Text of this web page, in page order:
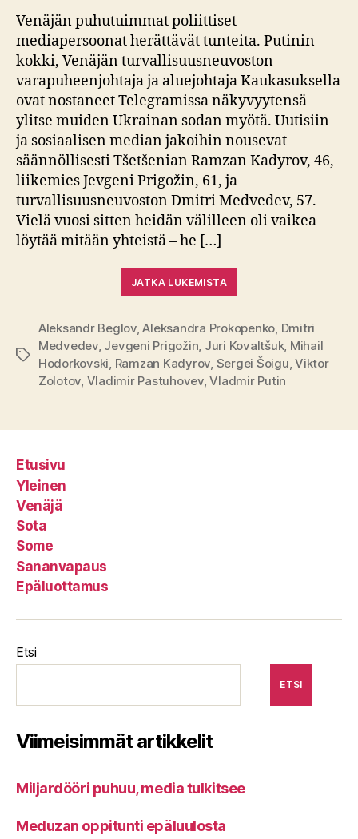
Venäjän puhutuimmat poliittiset
mediapersoonat herättävät tunteita. Putinin
kokki, Venäjän turvallisuusneuvoston
varapuheenjohtaja ja aluejohtaja Kaukasuksella
ovat nostaneet Telegramissa näkyvyytensä
ylitse muiden Ukrainan sodan myötä. Uutisiin
ja sosiaalisen median jakoihin nousevat
säännöllisesti Tšetšenian Ramzan Kadyrov, 46,
liikemies Jevgeni Prigožin, 61, ja
turvallisuusneuvoston Dmitri Medvedev, 57.
Vielä vuosi sitten heidän välilleen oli vaikea
löytää mitään yhteistä – he […]
JATKA LUKEMISTA
Avainsanat
Aleksandr Beglov,Aleksandra Prokopenko, Dmitri
Medvedev, Jevgeni Prigožin, Juri Kovaltšuk, Mihail
Hodorkovski, Ramzan Kadyrov, Sergei Šoigu,Viktor
Zolotov, Vladimir Pastuhovev,Vladmir Putin
Etusivu
Yleinen
Venäjä
Sota
Some
Sananvapaus
Epäluottamus
Etsi
ETSI
Viimeisimmät artikkelit
Miljardööri puhuu, media tulkitsee
Meduzan oppitunti epäluulosta